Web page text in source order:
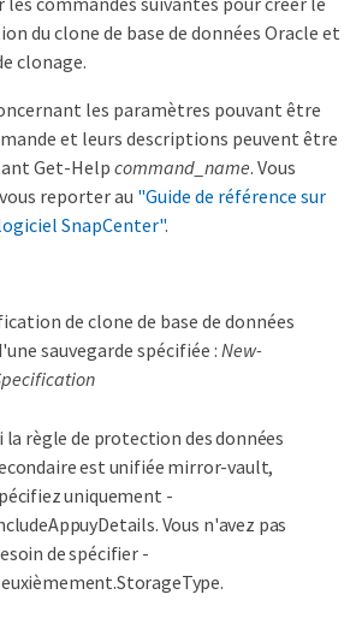
du clone de base de données Oracle et
clonage.
les paramètres pouvant être
et leurs descriptions peuvent être
Get-Help command_name. Vous
reporter au "Guide de référence sur
SnapCenter".
de clone de base de données
sauvegarde spécifiée : New-
la règle de protection des données
est unifiée mirror-vault,
uniquement -
Vous n'avez pas
de spécifier -